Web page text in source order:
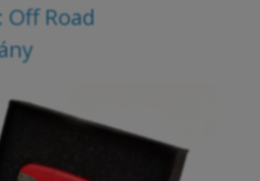
Off Road